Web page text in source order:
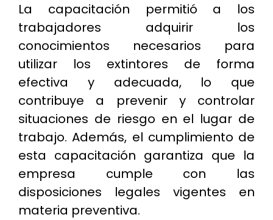
La capacitación permitió a los
trabajadores adquirir los
conocimientos necesarios para
utilizar los extintores de forma
efectiva y adecuada, lo que
contribuye a prevenir y controlar
situaciones de riesgo en el lugar de
trabajo. Además, el cumplimiento de
esta capacitación garantiza que la
empresa cumple con las
disposiciones legales vigentes en
materia preventiva.